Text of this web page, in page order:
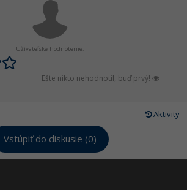
Užívateľské hodnotenie:
Ešte nikto nehodnotil, buď prvý!
Aktivity
Vstúpiť do diskusie (0)